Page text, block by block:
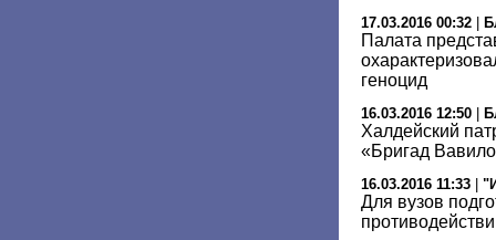
17.03.2016 00:32
Палата
геноцид
16.03.2016 12:50
Халдейский
«Бригад
16.03.2016 11:33
Для вузов